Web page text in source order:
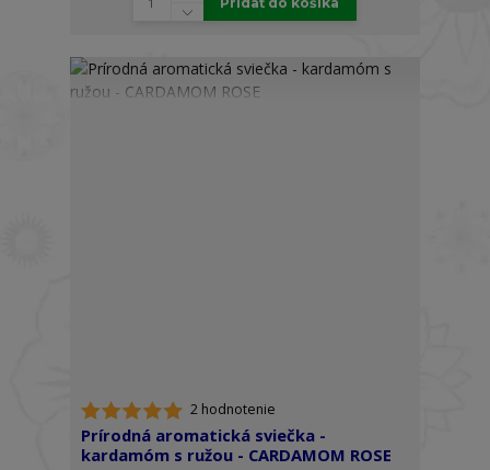
2 hodnotenie
Prírodná aromatická sviečka -
kardamóm s ružou - CARDAMOM ROSE